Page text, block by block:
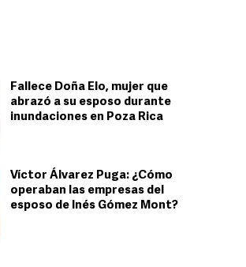
Fallece Doña Elo, mujer que
abrazó a su esposo durante
inundaciones en Poza Rica
Víctor Álvarez Puga: ¿Cómo
operaban las empresas del
esposo de Inés Gómez Mont?